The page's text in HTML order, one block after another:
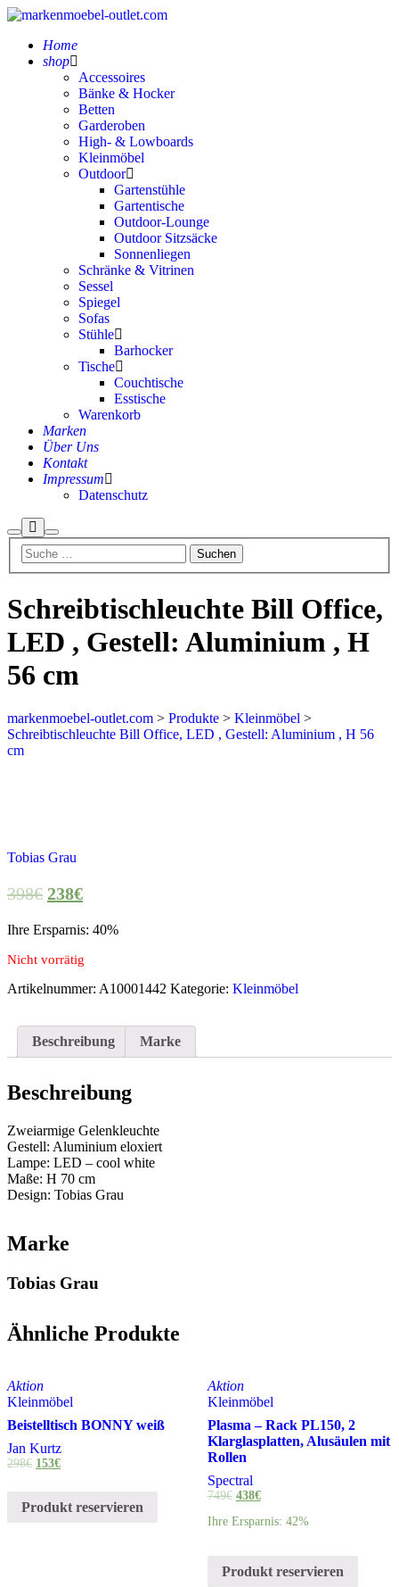
Home
shop
Accessoires
Bänke & Hocker
Betten
Garderoben
High- & Lowboards
Kleinmöbel
Outdoor
Gartenstühle
Gartentische
Outdoor-Lounge
Outdoor Sitzsäcke
Sonnenliegen
Schränke & Vitrinen
Sessel
Spiegel
Sofas
Stühle
Barhocker
Tische
Couchtische
Esstische
Warenkorb
Marken
Über Uns
Kontakt
Impressum
Datenschutz
Suchen
Mehr
InfoHauptmenü
Schreibtischleuchte Bill Office,
LED , Gestell: Aluminium , H
56 cm
markenmoebel-outlet.com > Produkte > Kleinmöbel >
Schreibtischleuchte Bill Office, LED , Gestell: Aluminium , H 56
cm
Tobias Grau
398€ 238€
Ihre Ersparnis: 40%
Nicht vorrätig
Artikelnummer: A10001442 Kategorie: Kleinmöbel
Beschreibung Marke
Beschreibung
Zweiarmige Gelenkleuchte
Gestell: Aluminium eloxiert
Lampe: LED – cool white
Maße: H 70 cm
Design: Tobias Grau
Marke
Tobias Grau
Ähnliche Produkte
Aktion
Kleinmöbel
Beistelltisch BONNY weiß
Jan Kurtz
298€ 153€
Produkt reservieren
Aktion
Kleinmöbel
Plasma – Rack PL150, 2
Klarglasplatten, Alusäulen mit
Rollen
Spectral
749€ 438€
Ihre Ersparnis: 42%
Produkt reservieren